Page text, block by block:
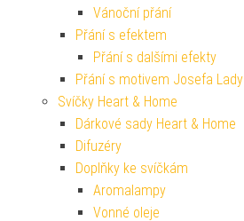
Vánoční přání
Přání s efektem
Přání s dalšími efekty
Přání s motivem Josefa Lady
Svíčky Heart & Home
Dárkové sady Heart & Home
Difuzéry
Doplňky ke svíčkám
Aromalampy
Vonné oleje